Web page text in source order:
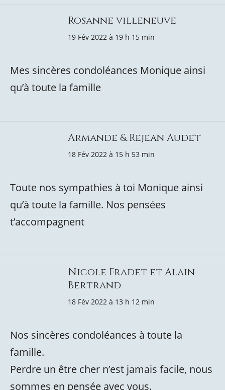
Rosanne villeneuve
19 Fév 2022 à 19 h 15 min
Mes sincères condoléances Monique ainsi
qu’à toute la famille
Armande & Rejean Audet
18 Fév 2022 à 15 h 53 min
Toute nos sympathies à toi Monique ainsi
qu’à toute la famille. Nos pensées
t’accompagnent
Nicole Fradet et Alain
Bertrand
18 Fév 2022 à 13 h 12 min
Nos sincères condoléances à toute la
famille.
Perdre un être cher n’est jamais facile, nous
sommes en pensée avec vous.